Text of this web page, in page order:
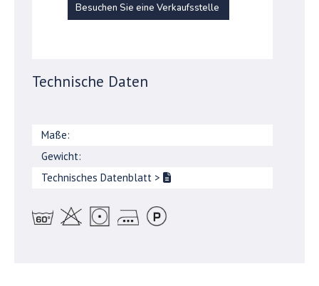
Besuchen Sie eine Verkaufsstelle
Technische Daten
Maße:
Gewicht:
Technisches Datenblatt >